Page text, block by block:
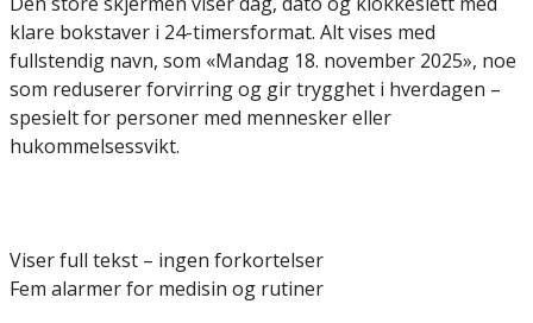
klare bokstaver i 24-timersformat. Alt vises med
fullstendig navn, som «Mandag 18. november 2025», noe
som reduserer forvirring og gir trygghet i hverdagen –
spesielt for personer med mennesker eller
hukommelsessvikt.
Viser full tekst – ingen forkortelser
Fem alarmer for medisin og rutiner